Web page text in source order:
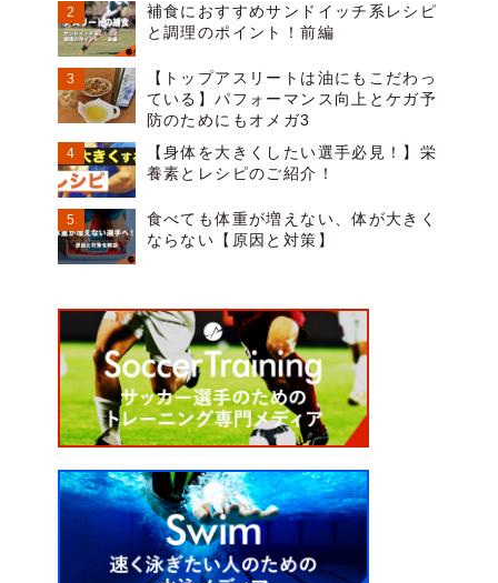
補食におすすめサンドイッチ系レシピ
と調理のポイント！前編
【トップアスリートは油にもこだわっ
ている】パフォーマンス向上とケガ予
防のためにもオメガ3
【身体を大きくしたい選手必見！】栄
養素とレシピのご紹介！
食べても体重が増えない、体が大きく
ならない【原因と対策】